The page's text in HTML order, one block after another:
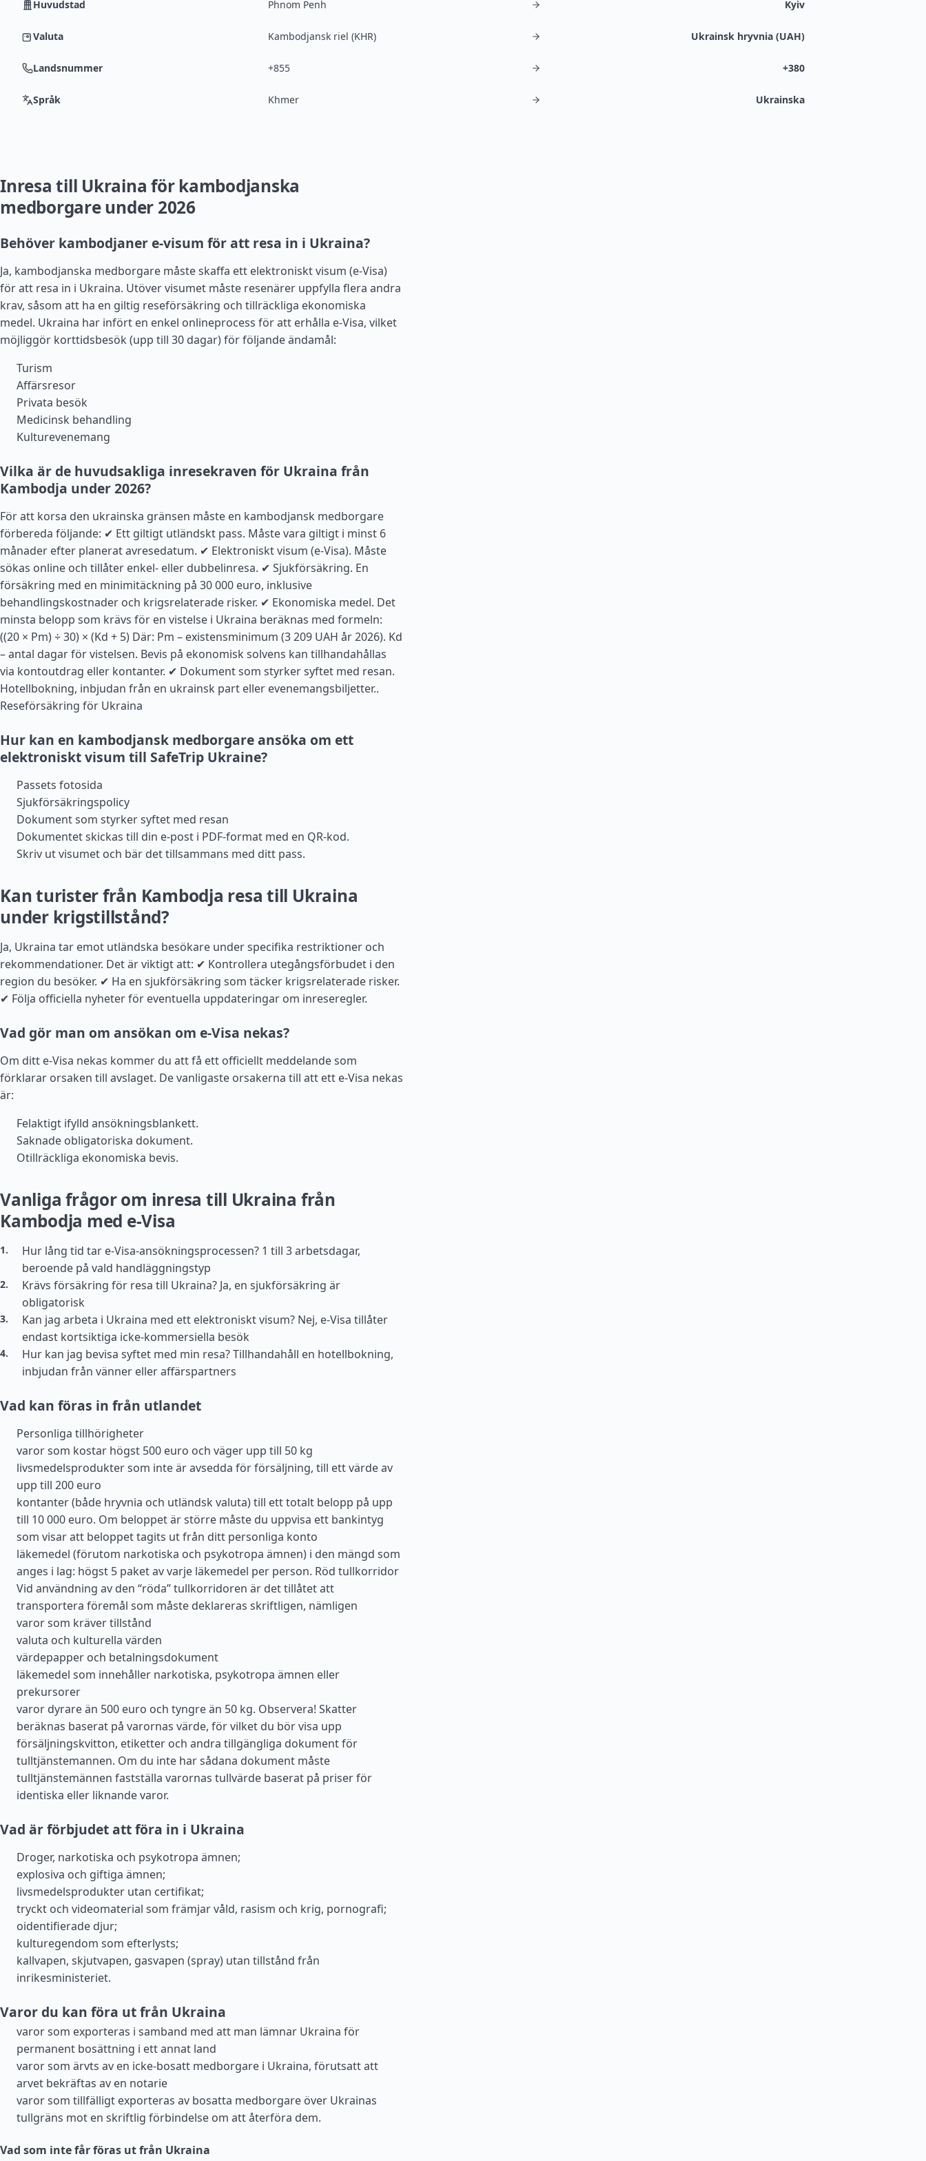
Huvudstad Phnom Penh Kyiv
Valuta Kambodjansk riel (KHR) Ukrainsk hryvnia (UAH)
Landsnummer +855 +380
Språk Khmer Ukrainska
Inresa till Ukraina för kambodjanska
medborgare under 2026
Behöver kambodjaner e-visum för att resa in i Ukraina?
Ja, kambodjanska medborgare måste skaffa ett elektroniskt visum (e-Visa)
för att resa in i Ukraina. Utöver visumet måste resenärer uppfylla flera andra
krav, såsom att ha en giltig reseförsäkring och tillräckliga ekonomiska
medel. Ukraina har infört en enkel onlineprocess för att erhålla e-Visa, vilket
möjliggör korttidsbesök (upp till 30 dagar) för följande ändamål:
Turism
Affärsresor
Privata besök
Medicinsk behandling
Kulturevenemang
Vilka är de huvudsakliga inresekraven för Ukraina från
Kambodja under 2026?
För att korsa den ukrainska gränsen måste en kambodjansk medborgare
förbereda följande: ✔ Ett giltigt utländskt pass. Måste vara giltigt i minst 6
månader efter planerat avresedatum. ✔ Elektroniskt visum (e-Visa). Måste
sökas online och tillåter enkel- eller dubbelinresa. ✔ Sjukförsäkring. En
försäkring med en minimitäckning på 30 000 euro, inklusive
behandlingskostnader och krigsrelaterade risker. ✔ Ekonomiska medel. Det
minsta belopp som krävs för en vistelse i Ukraina beräknas med formeln:
((20 × Pm) ÷ 30) × (Kd + 5) Där: Pm – existensminimum (3 209 UAH år 2026). Kd
– antal dagar för vistelsen. Bevis på ekonomisk solvens kan tillhandahållas
via kontoutdrag eller kontanter. ✔ Dokument som styrker syftet med resan.
Hotellbokning, inbjudan från en ukrainsk part eller evenemangsbiljetter..
Reseförsäkring för Ukraina
Hur kan en kambodjansk medborgare ansöka om ett
elektroniskt visum till SafeTrip Ukraine?
Passets fotosida
Sjukförsäkringspolicy
Dokument som styrker syftet med resan
Dokumentet skickas till din e-post i PDF-format med en QR-kod.
Skriv ut visumet och bär det tillsammans med ditt pass.
Kan turister från Kambodja resa till Ukraina
under krigstillstånd?
Ja, Ukraina tar emot utländska besökare under specifika restriktioner och
rekommendationer. Det är viktigt att: ✔ Kontrollera utegångsförbudet i den
region du besöker. ✔ Ha en sjukförsäkring som täcker krigsrelaterade risker.
✔ Följa officiella nyheter för eventuella uppdateringar om inreseregler.
Vad gör man om ansökan om e-Visa nekas?
Om ditt e-Visa nekas kommer du att få ett officiellt meddelande som
förklarar orsaken till avslaget. De vanligaste orsakerna till att ett e-Visa nekas
är:
Felaktigt ifylld ansökningsblankett.
Saknade obligatoriska dokument.
Otillräckliga ekonomiska bevis.
Vanliga frågor om inresa till Ukraina från
Kambodja med e-Visa
Hur lång tid tar e-Visa-ansökningsprocessen? 1 till 3 arbetsdagar,
beroende på vald handläggningstyp
Krävs försäkring för resa till Ukraina? Ja, en sjukförsäkring är
obligatorisk
Kan jag arbeta i Ukraina med ett elektroniskt visum? Nej, e-Visa tillåter
endast kortsiktiga icke-kommersiella besök
Hur kan jag bevisa syftet med min resa? Tillhandahåll en hotellbokning,
inbjudan från vänner eller affärspartners
Vad kan föras in från utlandet
Personliga tillhörigheter
varor som kostar högst 500 euro och väger upp till 50 kg
livsmedelsprodukter som inte är avsedda för försäljning, till ett värde av
upp till 200 euro
kontanter (både hryvnia och utländsk valuta) till ett totalt belopp på upp
till 10 000 euro. Om beloppet är större måste du uppvisa ett bankintyg
som visar att beloppet tagits ut från ditt personliga konto
läkemedel (förutom narkotiska och psykotropa ämnen) i den mängd som
anges i lag: högst 5 paket av varje läkemedel per person. Röd tullkorridor
Vid användning av den “röda” tullkorridoren är det tillåtet att
transportera föremål som måste deklareras skriftligen, nämligen
varor som kräver tillstånd
valuta och kulturella värden
värdepapper och betalningsdokument
läkemedel som innehåller narkotiska, psykotropa ämnen eller
prekursorer
varor dyrare än 500 euro och tyngre än 50 kg. Observera! Skatter
beräknas baserat på varornas värde, för vilket du bör visa upp
försäljningskvitton, etiketter och andra tillgängliga dokument för
tulltjänstemannen. Om du inte har sådana dokument måste
tulltjänstemännen fastställa varornas tullvärde baserat på priser för
identiska eller liknande varor.
Vad är förbjudet att föra in i Ukraina
Droger, narkotiska och psykotropa ämnen;
explosiva och giftiga ämnen;
livsmedelsprodukter utan certifikat;
tryckt och videomaterial som främjar våld, rasism och krig, pornografi;
oidentifierade djur;
kulturegendom som efterlysts;
kallvapen, skjutvapen, gasvapen (spray) utan tillstånd från
inrikesministeriet.
Varor du kan föra ut från Ukraina
varor som exporteras i samband med att man lämnar Ukraina för
permanent bosättning i ett annat land
varor som ärvts av en icke-bosatt medborgare i Ukraina, förutsatt att
arvet bekräftas av en notarie
varor som tillfälligt exporteras av bosatta medborgare över Ukrainas
tullgräns mot en skriftlig förbindelse om att återföra dem.
Vad som inte får föras ut från Ukraina